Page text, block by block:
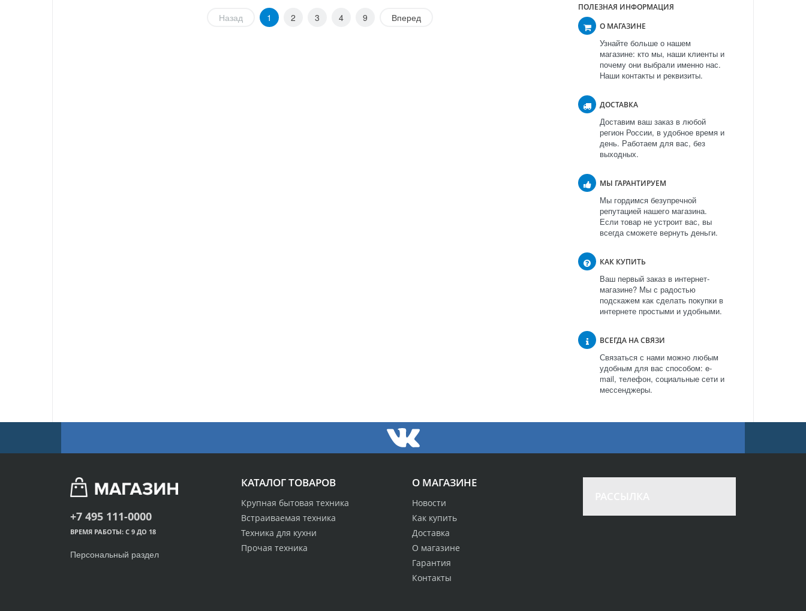
ПОЛЕЗНАЯ ИНФОРМАЦИЯ
О МАГАЗИНЕ
Узнайте больше о нашем
магазине: кто мы, наши клиенты и
почему они выбрали именно нас.
Наши контакты и реквизиты.
ДОСТАВКА
Доставим ваш заказ в любой
регион России, в удобное время и
день. Работаем для вас, без
выходных.
МЫ ГАРАНТИРУЕМ
Мы гордимся безупречной
репутацией нашего магазина.
Если товар не устроит вас, вы
всегда сможете вернуть деньги.
КАК КУПИТЬ
Ваш первый заказ в интернет-
магазине? Мы с радостью
подскажем как сделать покупки в
интернете простыми и удобными.
ВСЕГДА НА СВЯЗИ
Связаться с нами можно любым
удобным для вас способом: e-
mail, телефон, социальные сети и
мессенджеры.
Назад 1 2 3 4 9 Вперед
О МАГАЗИНЕ
Новости
Как купить
Доставка
О магазине
Гарантия
Контакты
КАТАЛОГ ТОВАРОВ
Крупная бытовая техника
Встраиваемая техника
Техника для кухни
Прочая техника
+7 495 111-0000
ВРЕМЯ РАБОТЫ: С 9 ДО 18
Персональный раздел